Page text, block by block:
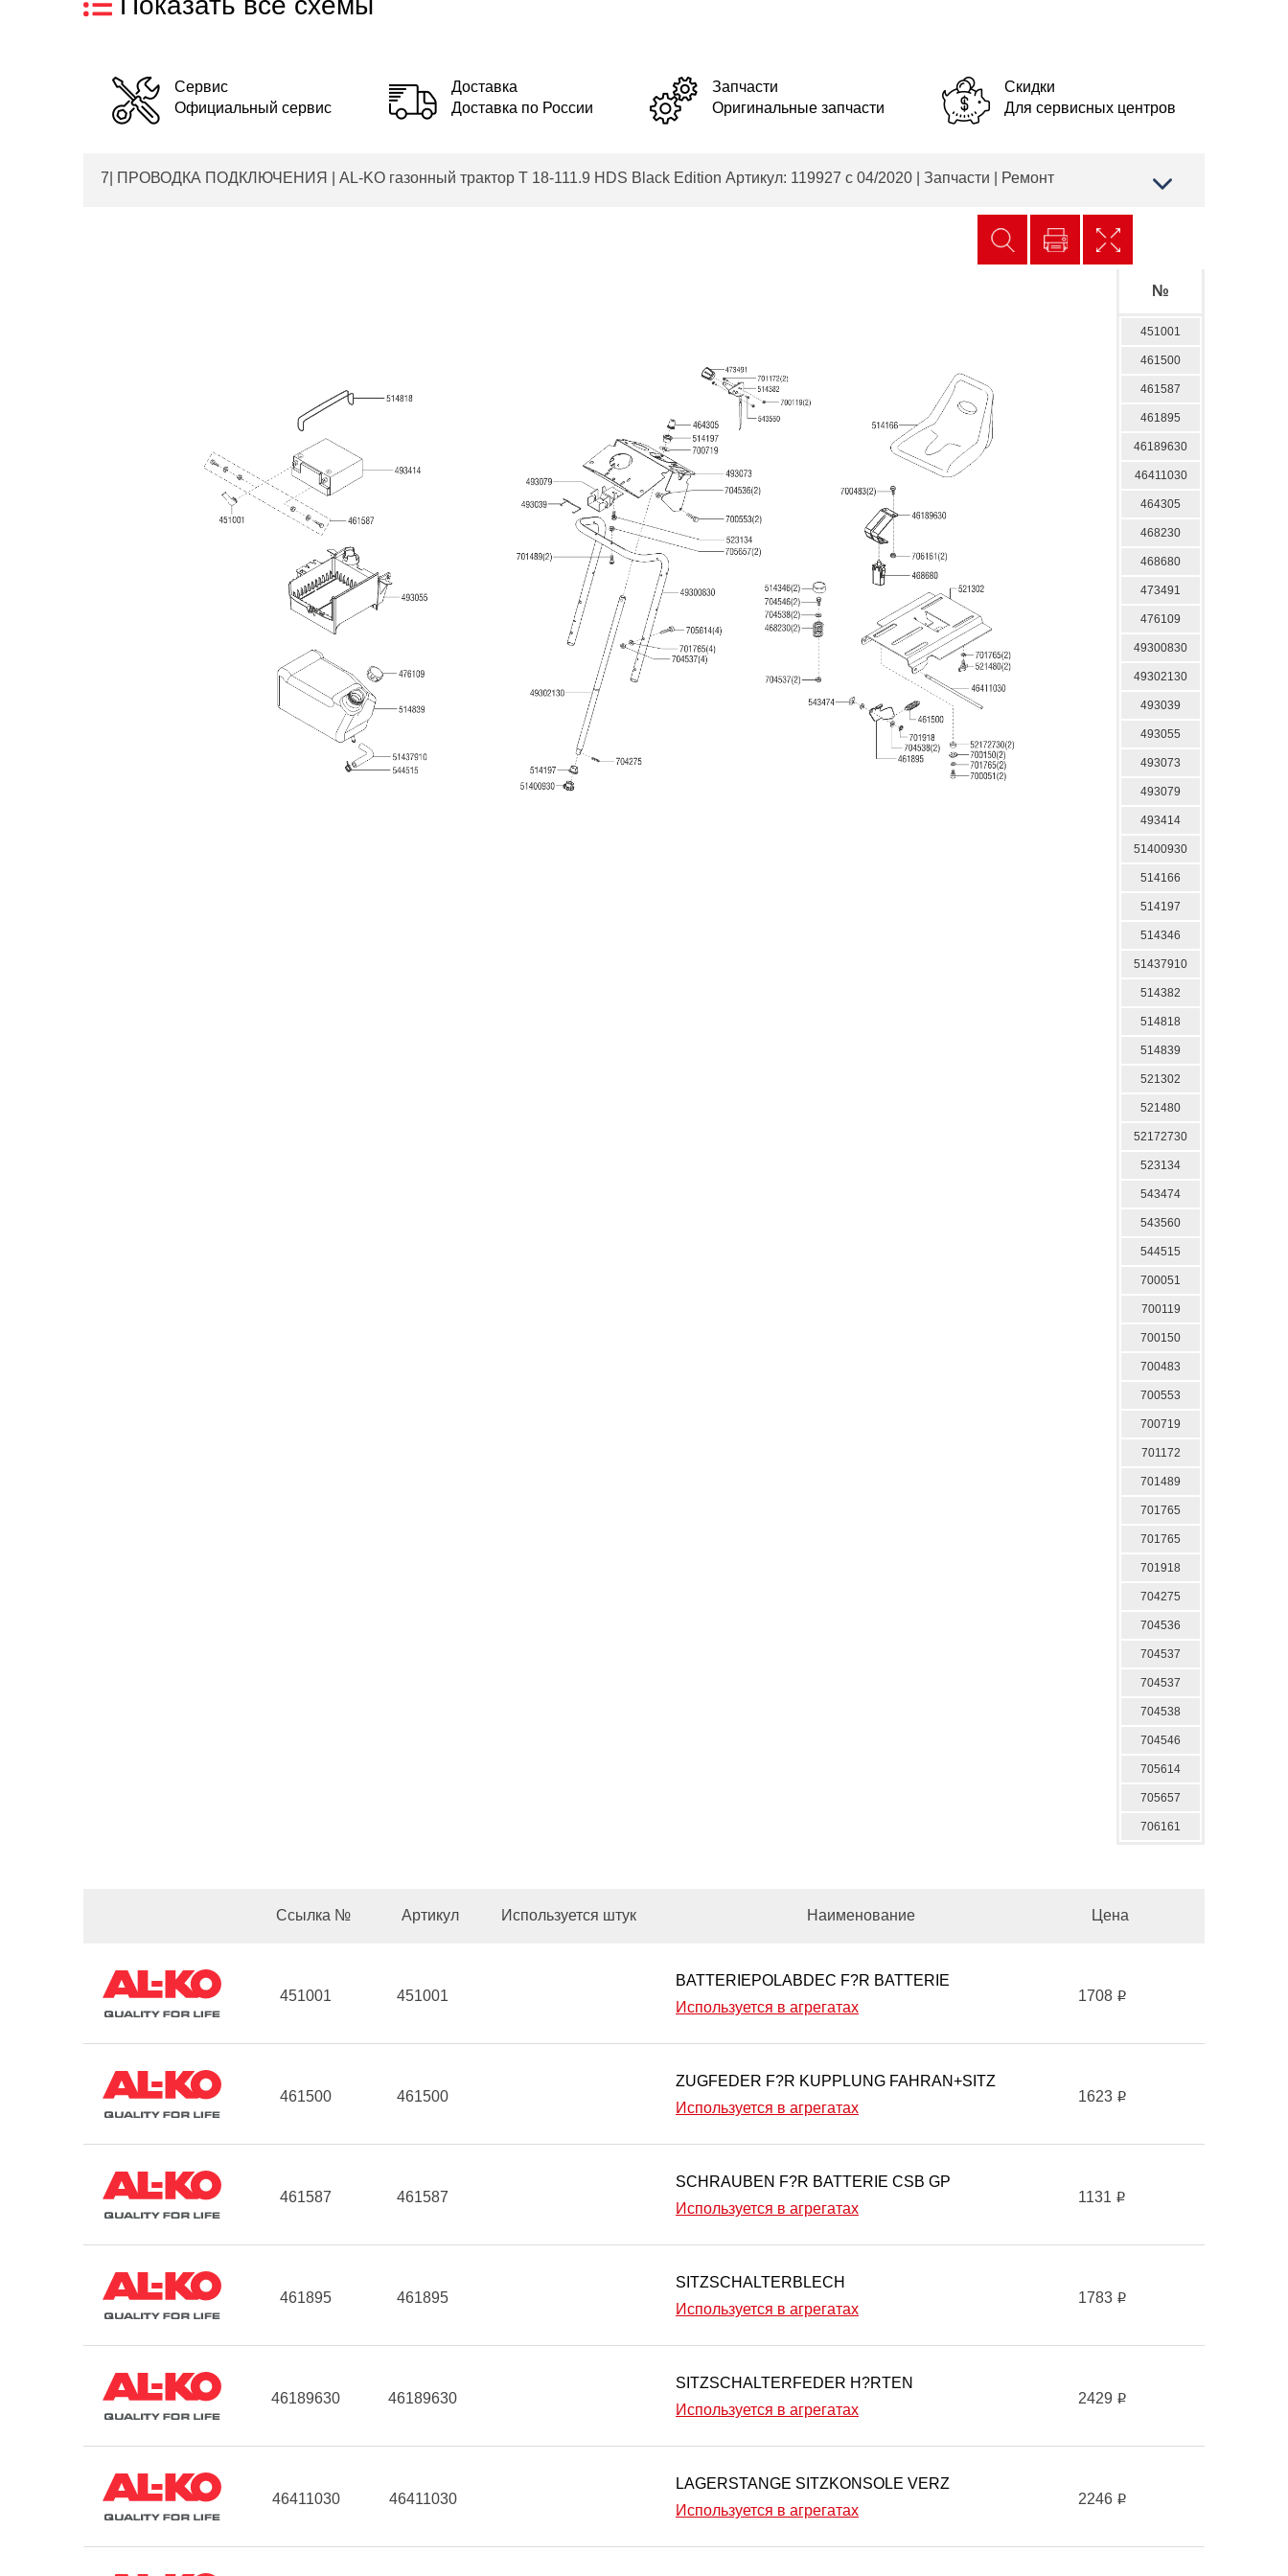
Сервис
Официальный сервис
Доставка
Доставка по России
Запчасти
Оригинальные запчасти
Скидки
Для сервисных центров
7| ПРОВОДКА ПОДКЛЮЧЕНИЯ | AL-KO газонный трактор T 18-111.9 HDS Black Edition Артикул: 119927 с 04/2020 | Запчасти | Ремонт
№
451001
461500
461587
461895
46189630
46411030
464305
468230
468680
473491
476109
49300830
49302130
493039
493055
493073
493079
493414
51400930
514166
514197
514346
51437910
514382
514818
514839
521302
521480
52172730
523134
543474
543560
544515
700051
700119
700150
700483
700553
700719
701172
701489
701765
701765
701918
704275
704536
704537
704537
704538
704546
705614
705657
706161
Ссылка № Артикул Используется штук Наименование Цена
451001 451001
BATTERIEPOLABDEC F?R BATTERIE
Используется в агрегатах
1708 i
461500 461500
ZUGFEDER F?R KUPPLUNG FAHRAN+SITZ
Используется в агрегатах
1623 i
461587 461587
SCHRAUBEN F?R BATTERIE CSB GP
Используется в агрегатах
1131 i
461895 461895
SITZSCHALTERBLECH
Используется в агрегатах
1783 i
46189630 46189630
SITZSCHALTERFEDER H?RTEN
Используется в агрегатах
2429 i
46411030 46411030
LAGERSTANGE SITZKONSOLE VERZ
Используется в агрегатах
2246 i